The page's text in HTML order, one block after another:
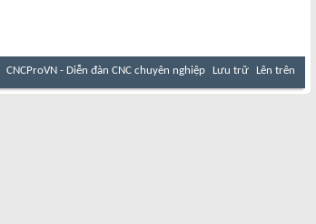
CNCProVN - Diễn đàn CNC chuyên nghiệp Lưu trữ Lên trên